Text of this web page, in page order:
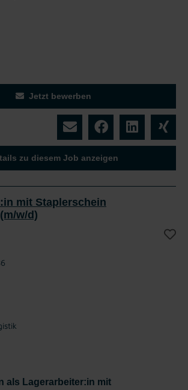
Jetzt bewerben
zu diesem Job anzeigen
mit Staplerschein
w/d)
als Lagerarbeiter:in mit